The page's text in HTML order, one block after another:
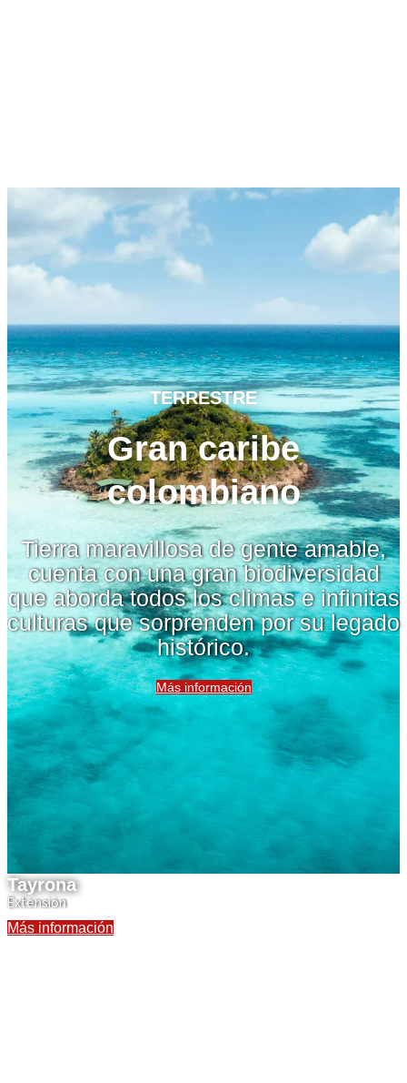
TERRESTRE
Gran caribe
colombiano
Tierra maravillosa de gente amable,
cuenta con una gran biodiversidad
que aborda todos los climas e infinitas
culturas que sorprenden por su legado
histórico.
Más información
Tayrona
Extensión
Más información